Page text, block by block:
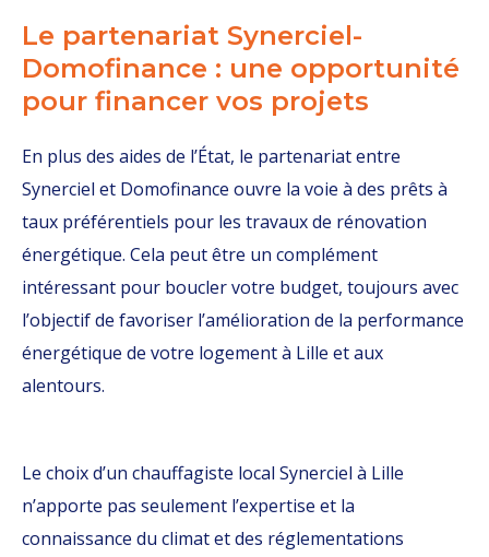
Le partenariat Synerciel-
Domofinance : une opportunité
pour financer vos projets
En plus des aides de l’État, le partenariat entre
Synerciel et Domofinance ouvre la voie à des prêts à
taux préférentiels pour les travaux de rénovation
énergétique. Cela peut être un complément
intéressant pour boucler votre budget, toujours avec
l’objectif de favoriser l’amélioration de la performance
énergétique de votre logement à Lille et aux
alentours.
Le choix d’un chauffagiste local Synerciel à Lille
n’apporte pas seulement l’expertise et la
connaissance du climat et des réglementations